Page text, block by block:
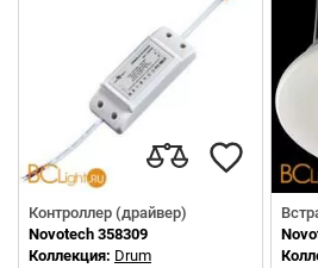
Контроллер (драйвер)
Novotech 358309
Коллекция: Drum